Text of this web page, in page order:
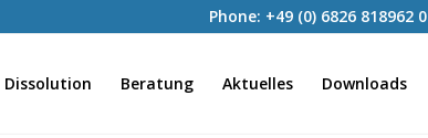
Phone: +49 (0) 6826 818962 0
Dissolution Beratung Aktuelles Downloads